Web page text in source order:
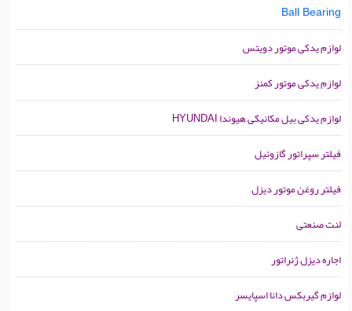
Ball Bearing
لوازم یدکی موتور دویتس
لوازم یدکی موتور کمنز
لوازم یدکی بیل مکانیکی هیوندا HYUNDAI
فیلتر سپراتور گازوئیل
فیلتر روغن موتور دیزل
لنت صنعتی
اجاره دیزل ژنراتور
لوازم گیربکس دانا اسپایسر